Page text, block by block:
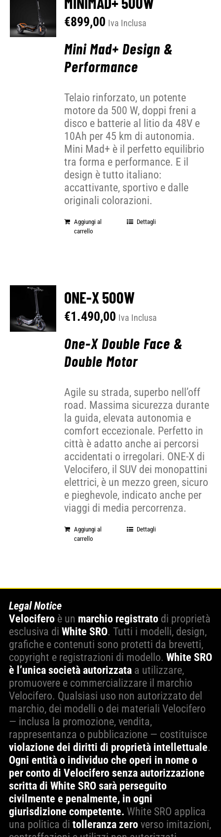
€899,00 Iva Inclusa
Mini Mad+ Design &
Performance
Telaio rinforzato, un potente
motore da 500 W, doppi freni a
disco e batterie al litio da 48V e
10Ah per 45 km di autonomia.
Mini Mad+ è il perfetto equilibrio
tra forma e performance. E il
design è tutto italiano:
accattivante, sportivo e dalle
originali colorazioni.
Aggiungi al
carrello
Dettagli
ONE-X 500W
€1.490,00 Iva Inclusa
One-X Double Face &
Double Motor
Agile su strada, superbo nell’off
road. Massima sicurezza durante
la guida, elevata autonomia e
comfort eccezionale. Perfetto in
città è adatto anche ai percorsi
accidentati o irregolari. ONE-X di
Velocifero, il SUV dei monopattini
elettrici, è un mezzo green, sicuro
e pieghevole, indicato anche per
viaggi di media percorrenza.
Aggiungi al
carrello
Dettagli
Legal Notice
Velocifero è un marchio registrato di proprietà
esclusiva di White SRO. Tutti i modelli, design,
grafiche e contenuti sono protetti da brevetti,
copyright e registrazioni di modello. White SRO
è l’unica società autorizzataa utilizzare,
promuovere e commercializzare il marchio
Velocifero. Qualsiasi uso non autorizzato del
marchio, dei modelli o dei materiali Velocifero
— inclusa la promozione, vendita,
rappresentanza o pubblicazione — costituisce
violazione dei diritti di proprietà intellettuale.
Ogni entità o individuo che operi in nome o
per conto di Velocifero senza autorizzazione
scritta di White SRO sarà perseguito
civilmente e penalmente, in ogni
giurisdizione competente. White SRO applica
una politica di tolleranza zero verso imitazioni,